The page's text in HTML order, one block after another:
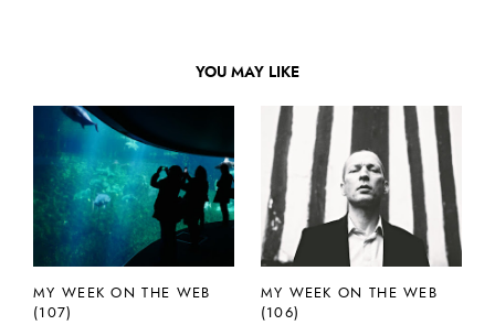
YOU MAY LIKE
MY WEEK ON THE WEB
(107)
MY WEEK ON THE WEB
(106)